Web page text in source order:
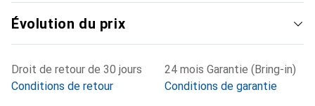
Évolution du prix
Droit de retour de 30 jours
Conditions de retour
24 mois Garantie (Bring-in)
Conditions de garantie